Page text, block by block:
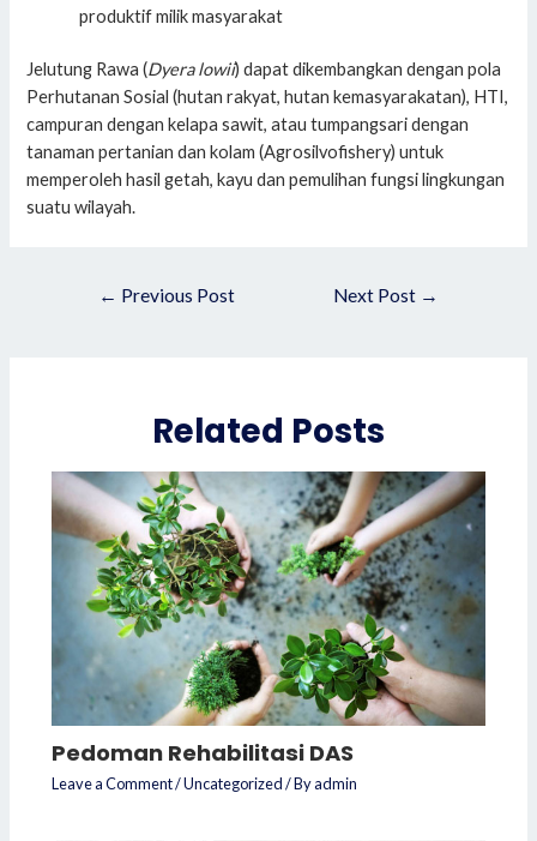
produktif milik masyarakat
Jelutung Rawa (Dyera lowii) dapat dikembangkan dengan pola
Perhutanan Sosial (hutan rakyat, hutan kemasyarakatan), HTI,
campuran dengan kelapa sawit, atau tumpangsari dengan
tanaman pertanian dan kolam (Agrosilvofishery) untuk
memperoleh hasil getah, kayu dan pemulihan fungsi lingkungan
suatu wilayah.
← Previous Post Next Post →
Related Posts
Pedoman Rehabilitasi DAS
Leave a Comment/Uncategorized/ Byadmin